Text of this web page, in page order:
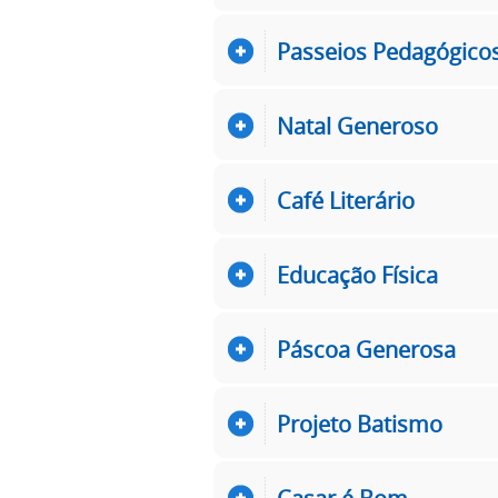
Passeios
Natal Generoso
Café Literário
Educação Física
Páscoa Generosa
Projeto Batismo